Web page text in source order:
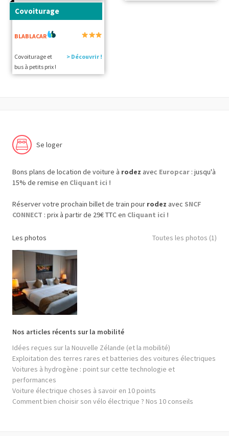
Covoiturage
BLABLACAR
Covoiturage et
bus à petits prix !
> Découvrir !
Se loger
Bons plans de location de voiture à rodez avec Europcar : jusqu'à
15% de remise en Cliquant ici !
Réserver votre prochain billet de train pour rodez avec SNCF
CONNECT : prix à partir de 29€ TTC en Cliquant ici !
Les photos Toutes les photos (1)
Nos articles récents sur la mobilité
Idées reçues sur la Nouvelle Zélande (et la mobilité)
Exploitation des terres rares et batteries des voitures électriques
Voitures à hydrogène : point sur cette technologie et
performances
Voiture électrique choses à savoir en 10 points
Comment bien choisir son vélo électrique ? Nos 10 conseils